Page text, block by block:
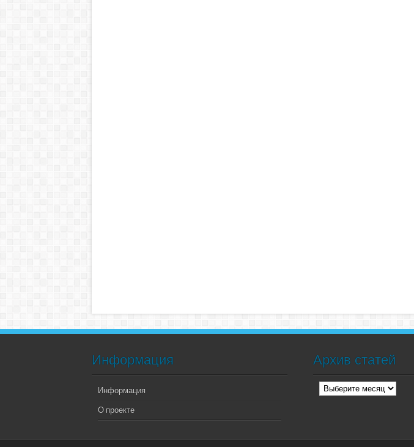
Информация
Информация
О проекте
Архив статей
Архив
статей